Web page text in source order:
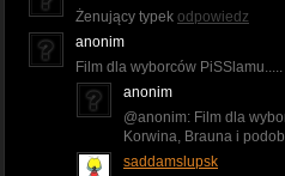
Żenujący typek odpowiedz
anonim
Film dla wyborców PiSSlamu.....
anonim
@anonim: Film dla
Korwina, Brauna i
saddamslupsk